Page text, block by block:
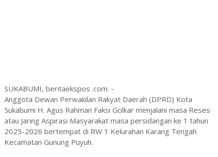
SUKABUMI, beritaekspos .com. -
Anggota Dewan Perwakilan Rakyat Daerah (DPRD) Kota
Sukabumi H. Agus Rahman Faksi Golkar menjalani masa Reses
atau Jaring Aspirasi Masyarakat masa persidangan ke 1 tahun
2025-2026 bertempat di RW 1 Kelurahan Karang Tengah
Kecamatan Gunung Puyuh.